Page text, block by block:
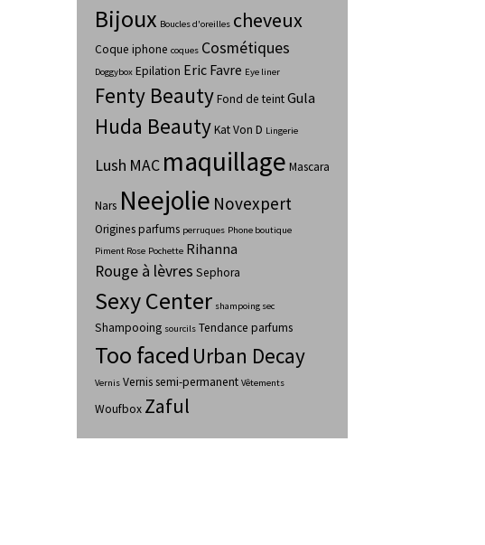
Bijoux Boucles d'oreilles cheveux
Coque iphone coques Cosmétiques
Doggybox Epilation Eric Favre Eye liner
Fenty BeautyFond de teintGula
Huda BeautyKat Von D Lingerie
Lush MAC maquillage Mascara
Nars Neejolie Novexpert
Origines parfums perruques Phone boutique
Piment Rose Pochette Rihanna
Rouge à lèvres Sephora
Sexy Center shampoing sec
Shampooing sourcils Tendance parfums
Too faced Urban Decay
Vernis Vernis semi-permanent Vêtements
Woufbox Zaful